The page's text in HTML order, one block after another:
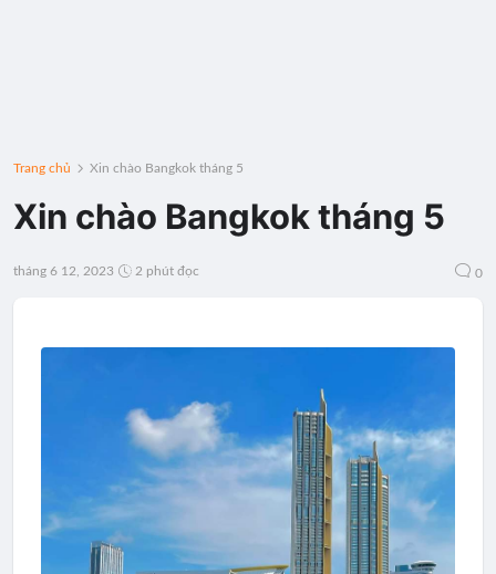
Trang chủ Xin chào Bangkok tháng 5
Xin chào Bangkok tháng 5
tháng 6 12, 2023 2 phút đọc 0